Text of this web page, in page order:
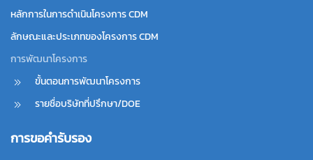
หลักการในการดำเนินโครงการ CDM
ลักษณะและประเภทของโครงการ CDM
การพัฒนาโครงการ
ขั้นตอนการพัฒนาโครงการ
รายชื่อบริษัทที่ปรึกษา/DOE
การขอคำรับรอง